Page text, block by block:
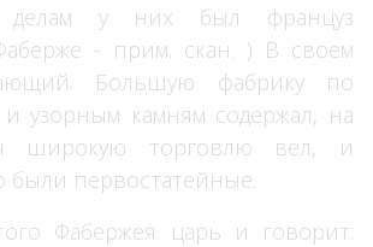
делам у них был француз
- прим. скан. ) В своем
Большую фабрику по
узорным камням содержал, на
широкую торговлю вел, и
были первостатейные.
Фабержея царь и говорит: